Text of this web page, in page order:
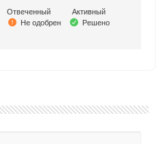
Отвеченный
Активный
Не одобрен
Решено